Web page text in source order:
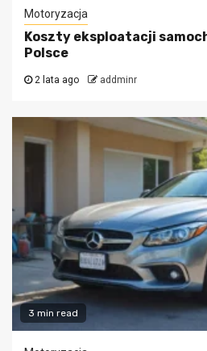
Motoryzacja
Koszty eksploatacji
Polsce
2 lata ago addminr
3 min read